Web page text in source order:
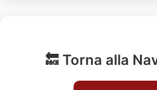
🔙 Torna alla